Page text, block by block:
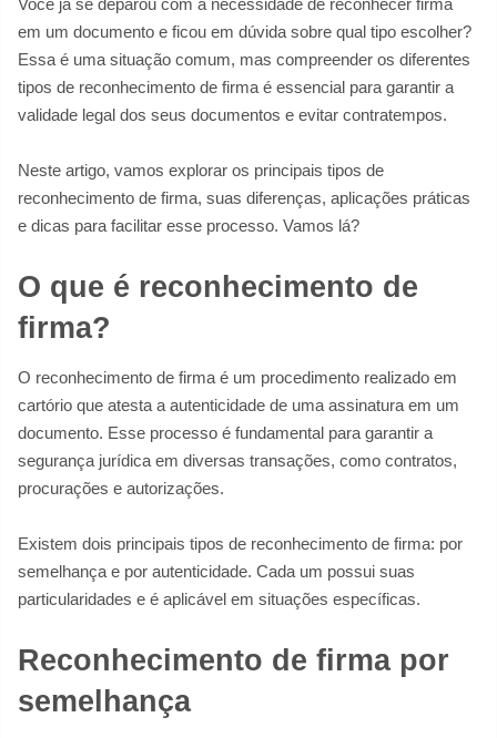
em um documento e ficou em dúvida sobre qual tipo escolher?
Essa é uma situação comum, mas compreender os diferentes
tipos de reconhecimento de firma é essencial para garantir a
validade legal dos seus documentos e evitar contratempos.
Neste artigo, vamos explorar os principais tipos de
reconhecimento de firma, suas diferenças, aplicações práticas
e dicas para facilitar esse processo. Vamos lá?
O que é reconhecimento de
firma?
O reconhecimento de firma é um procedimento realizado em
cartório que atesta a autenticidade de uma assinatura em um
documento. Esse processo é fundamental para garantir a
segurança jurídica em diversas transações, como contratos,
procurações e autorizações.
Existem dois principais tipos de reconhecimento de firma: por
semelhança e por autenticidade. Cada um possui suas
particularidades e é aplicável em situações específicas.
Reconhecimento de firma por
semelhança